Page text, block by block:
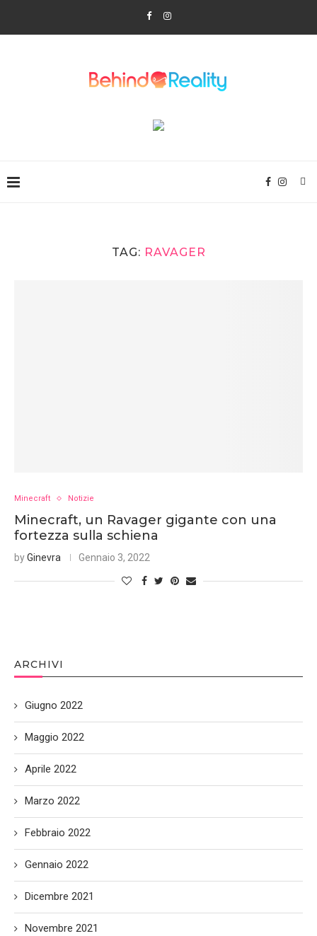
TAG: RAVAGER
Minecraft Notizie
Minecraft, un Ravager gigante con una
fortezza sulla schiena
byGinevra Gennaio 3, 2022
ARCHIVI
Giugno 2022
Maggio 2022
Aprile 2022
Marzo 2022
Febbraio 2022
Gennaio 2022
Dicembre 2021
Novembre 2021